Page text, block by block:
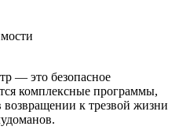
— это безопасное
комплексные программы,
возвращении к трезвой жизни